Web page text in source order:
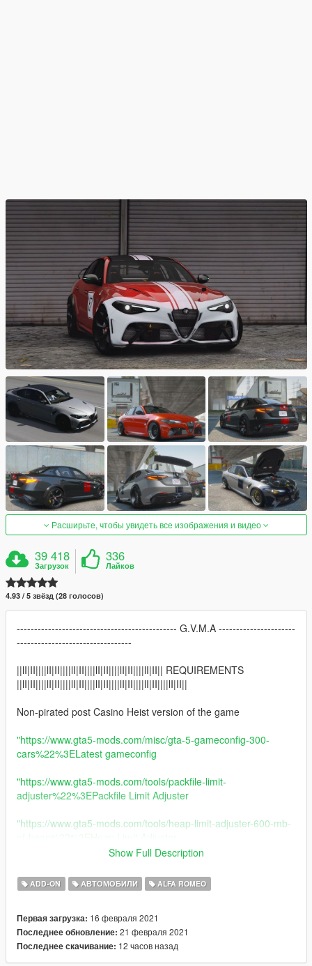
Расширьте, чтобы увидеть все изображения и видео
39 418
Загрузок
336
Лайков
4.93 / 5 звёзд (28 голосов)
---------------------------------------------- G.V.M.A ----------------------
---------------------------------
||lI|II||||lI|II||||lI|II||||lI|II||||lI|II||||lI|II|| REQUIREMENTS
||lI|II||||lI|II||||lI|II||||lI|II||||lI|II||||lI|II||||lI|II||
Non-pirated post Casino Heist version of the game
"https://www.gta5-mods.com/misc/gta-5-gameconfig-300-
cars%22%3ELatest gameconfig
"https://www.gta5-mods.com/tools/packfile-limit-
adjuster%22%3EPackfile Limit Adjuster
"https://www.gta5-mods.com/tools/heap-limit-adjuster-600-mb-
of-heap%22%3EHeap Limit Adjuster
GTAm ||lI|II||||lI|II||||lI|II||||lI|II||||lI|II||||lI|II||||lI|II||
GVMA' s member
Conversion from scratch by me HarvinoiiD.
Thanks to Abolfazldanaee for testing
Show Full Description
ADD-ON АВТОМОБИЛИ ALFA ROMEO
Первая загрузка: 16 февраля 2021
Последнее обновление: 21 февраля 2021
Последнее скачивание: 12 часов назад